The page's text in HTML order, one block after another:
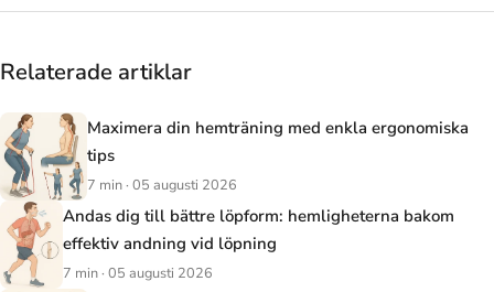
Relaterade artiklar
Maximera din hemträning med enkla ergonomiska
tips
7 min · 05 augusti 2026
Andas dig till bättre löpform: hemligheterna bakom
effektiv andning vid löpning
7 min · 05 augusti 2026